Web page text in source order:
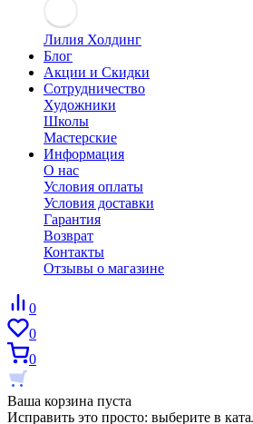
Лилия Холдинг
Блог
Акции и Скидки
Сотрудничество
Художники
Школы
Мастерские
Информация
О нас
Условия оплаты
Условия доставки
Гарантия
Возврат
Контакты
Отзывы о магазине
0
0
0
Ваша корзина пуста
Исправить это просто: выберите в